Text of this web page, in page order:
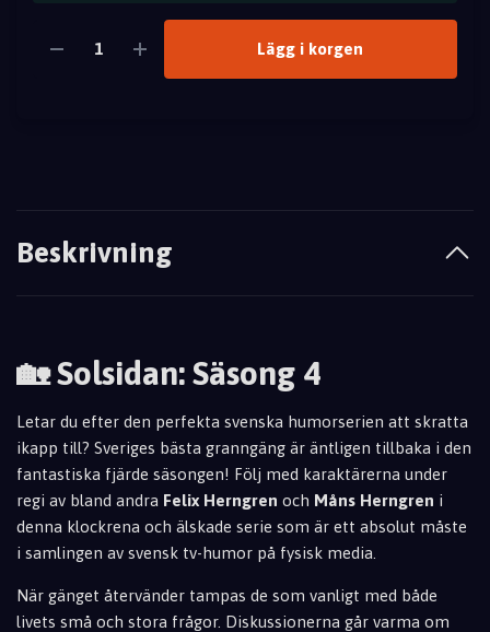
Lägg i korgen
Beskrivning
🏡 Solsidan: Säsong 4
Letar du efter den perfekta svenska humorserien att skratta
ikapp till? Sveriges bästa granngäng är äntligen tillbaka i den
fantastiska fjärde säsongen! Följ med karaktärerna under
regi av bland andra Felix Herngren och Måns Herngren i
denna klockrena och älskade serie som är ett absolut måste
i samlingen av svensk tv-humor på fysisk media.
När gänget återvänder tampas de som vanligt med både
livets små och stora frågor. Diskussionerna går varma om